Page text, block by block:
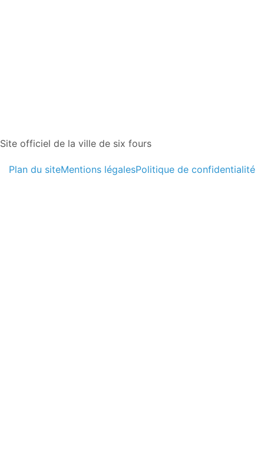
Site officiel de la ville de six fours
Plan du siteMentions légalesPolitique de confidentialité